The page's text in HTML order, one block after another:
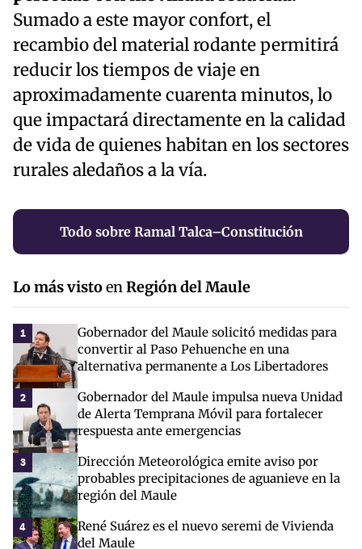
Sumado a este mayor confort, el
recambio del material rodante permitirá
reducir los tiempos de viaje en
aproximadamente cuarenta minutos, lo
que impactará directamente en la calidad
de vida de quienes habitan en los sectores
rurales aledaños a la vía.
Todo sobre Ramal Talca–Constitución
Lo más vistoen Región del Maule
1
Gobernador del Maule solicitó medidas para
convertir al Paso Pehuenche en una
alternativa permanente a Los Libertadores
2
Gobernador del Maule impulsa nueva Unidad
de Alerta Temprana Móvil para fortalecer
respuesta ante emergencias
3
Dirección Meteorológica emite aviso por
probables precipitaciones de aguanieve en la
región del Maule
4
René Suárez es el nuevo seremi de Vivienda
del Maule